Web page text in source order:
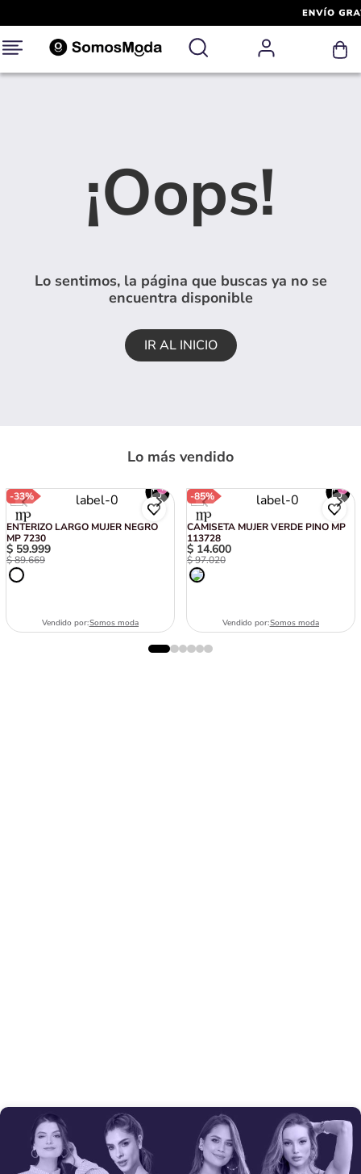
¡Oops!
Lo sentimos, la página que buscas ya no se
encuentra disponible
IR AL INICIO
Lo más vendido
-33%
ENTERIZO LARGO MUJER NEGRO
MP 7230
$ 59.999
$89.669
Vendido por:Somos moda
-85%
CAMISETA MUJER VERDE PINO MP
113728
$ 14.600
$97.020
Vendido por:Somos moda